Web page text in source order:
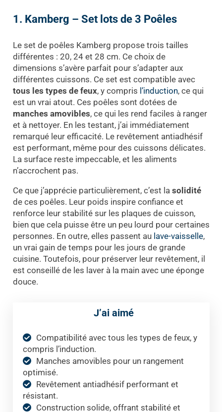
1. Kamberg – Set lots de 3 Poêles
Le set de poêles Kamberg propose trois tailles
différentes : 20, 24 et 28 cm. Ce choix de
dimensions s’avère parfait pour s’adapter aux
différentes cuissons. Ce set est compatible avec
tous les types de feux, y compris l’induction, ce qui
est un vrai atout. Ces poêles sont dotées de
manches amovibles, ce qui les rend faciles à ranger
et à nettoyer. En les testant, j’ai immédiatement
remarqué leur efficacité. Le revêtement antiadhésif
est performant, même pour des cuissons délicates.
La surface reste impeccable, et les aliments
n’accrochent pas.
Ce que j’apprécie particulièrement, c’est la solidité
de ces poêles. Leur poids inspire confiance et
renforce leur stabilité sur les plaques de cuisson,
bien que cela puisse être un peu lourd pour certaines
personnes. En outre, elles passent au lave-vaisselle,
un vrai gain de temps pour les jours de grande
cuisine. Toutefois, pour préserver leur revêtement, il
est conseillé de les laver à la main avec une éponge
douce.
J’ai aimé
Compatibilité avec tous les types de feux, y
compris l’induction.
Manches amovibles pour un rangement
optimisé.
Revêtement antiadhésif performant et
résistant.
Construction solide, offrant stabilité et